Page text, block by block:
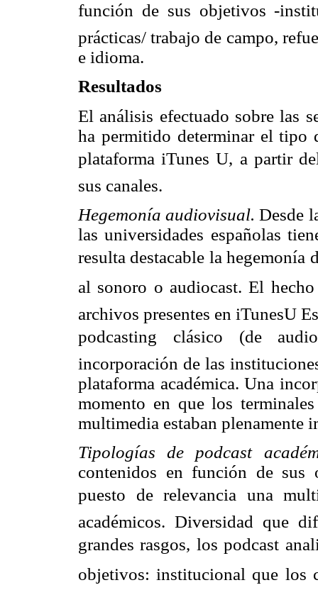
función de sus objetivos -
prácticas/ trabajo de campo,
e idioma.
Resultados
El análisis efectuado sobre las
ha permitido determinar el tipo
plataforma iTunes U, a partir
sus canales.
Hegemonía audiovisual.Desde
las universidades españolas
resulta destacable la hegemonía
al sonoro o audiocast. El
archivos presentes en iTunesU
podcasting clásico (de
incorporación de las
plataforma académica. Una
momento en que los
multimedia estaban plenamente
Tipologías de podcast
contenidos en función de
puesto de relevancia una
académicos. Diversidad que
grandes rasgos, los podcast
objetivos: institucional que